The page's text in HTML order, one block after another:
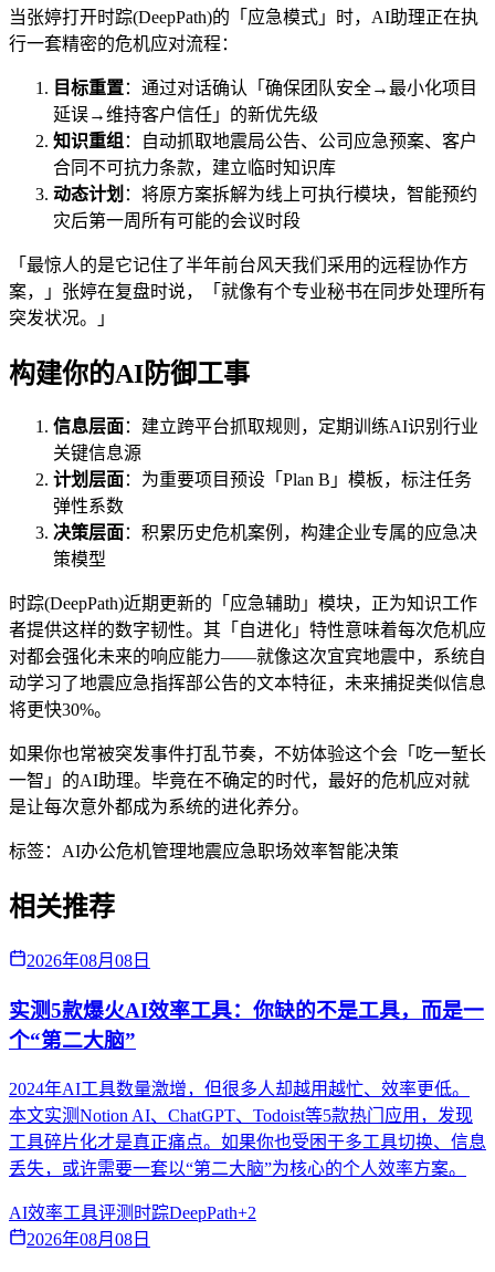
当张婷打开时踪(DeepPath)的「应急模式」时，AI助理正在执
行一套精密的危机应对流程：
目标重置：通过对话确认「确保团队安全→最小化项目
延误→维持客户信任」的新优先级
知识重组 ：自动抓取地震局公告、公司应急预案、客户
合同不可抗力条款，建立临时知识库
动态计划 ：将原方案拆解为线上可执行模块，智能预约
灾后第一周所有可能的会议时段
「最惊人的是它记住了半年前台风天我们采用的远程协作方
案，」张婷在复盘时说，「就像有个专业秘书在同步处理所有
突发状况。」
构建你的AI防御工事
信息层面 ：建立跨平台抓取规则，定期训练AI识别行业
关键信息源
计划层面 ：为重要项目预设「Plan B」模板，标注任务
弹性系数
决策层面 ：积累历史危机案例，构建企业专属的应急决
策模型
时踪(DeepPath)近期更新的「应急辅助」模块，正为知识工作
者提供这样的数字韧性。其「自进化」特性意味着每次危机应
对都会强化未来的响应能力——就像这次宜宾地震中，系统自
动学习了地震应急指挥部公告的文本特征，未来捕捉类似信息
将更快30%。
如果你也常被突发事件打乱节奏，不妨体验这个会「吃一堑长
一智」的AI助理。毕竟在不确定的时代，最好的危机应对就
是让每次意外都成为系统的进化养分。
标签： AI办公危机管理地震应急职场效率智能决策
相关推荐
2026年08月08日
实测5款爆火AI效率工具：你缺的不是工具，而是一
个“第二大脑”
2024年AI工具数量激增，但很多人却越用越忙、效率更低。
本文实测Notion AI、ChatGPT、Todoist等5款热门应用，发现
工具碎片化才是真正痛点。如果你也受困于多工具切换、信息
丢失，或许需要一套以“第二大脑”为核心的个人效率方案。
AI效率工具评测 时踪DeepPath+2
2026年08月08日